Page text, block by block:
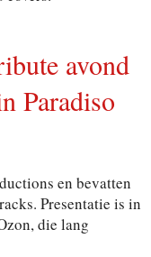
avond
Paradiso
en bevatten
Presentatie is in
die lang